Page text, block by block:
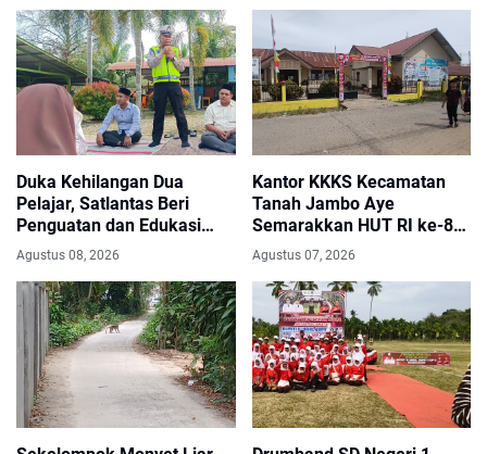
Duka Kehilangan Dua
Pelajar, Satlantas Beri
Penguatan dan Edukasi
Keselamatan di MAN 2
Agustus 08, 2026
Kantor KKKS Kecamatan
Tanah Jambo Aye
Semarakkan HUT RI ke-81
dengan Umbul-Umbul dan
Agustus 07, 2026